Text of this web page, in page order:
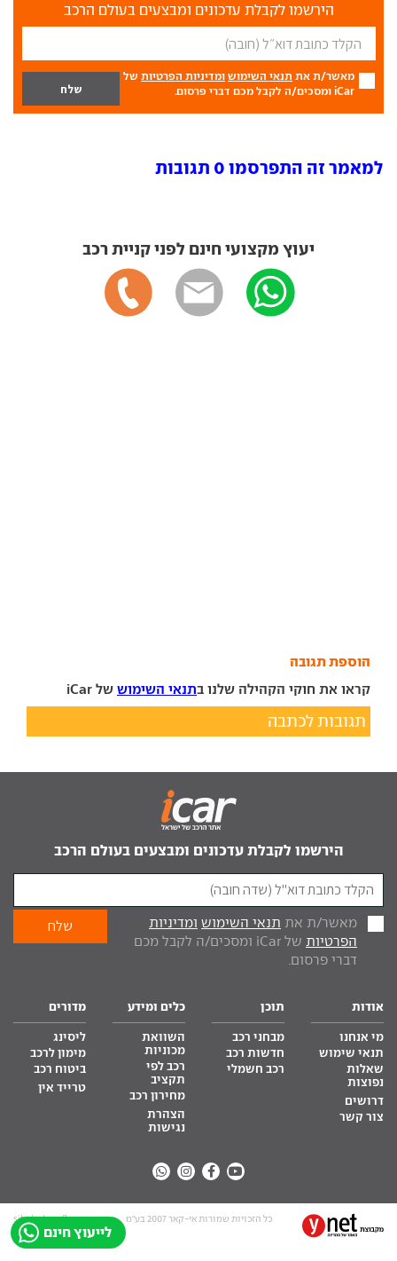
הירשמו לקבלת עדכונים ומבצעים בעולם הרכב
מאשר/ת את תנאי השימוש ומדיניות הפרטיות של
iCar ומסכים/ה לקבל מכם דברי פרסום.
למאמר זה התפרסמו 0 תגובות
יעוץ מקצועי חינם לפני קניית רכב
הוספת תגובה
קראו את חוקי הקהילה שלנו בתנאי השימוש של iCar
תגובות לכתבה
לייעוץ חינם
הירשמו לקבלת עדכונים ומבצעים בעולם הרכב
מאשר/ת את תנאי השימוש ומדיניות
הפרטיות
של iCar ומסכים/ה לקבל מכם
דברי פרסום.
אודות
מי אנחנו
תנאי שימוש
שאלות
נפוצות
דרושים
צור קשר
תוכן
מבחני רכב
חדשות רכב
רכב חשמלי
כלים ומידע
השוואת
מכוניות
רכב לפי
תקציב
מחירון רכב
הצהרת
נגישות
מדורים
ליסינג
מימון לרכב
ביטוח רכב
טרייד אין
כל הזכויות שמורות אי-קאר 2007 בע”מ site by tq.soft